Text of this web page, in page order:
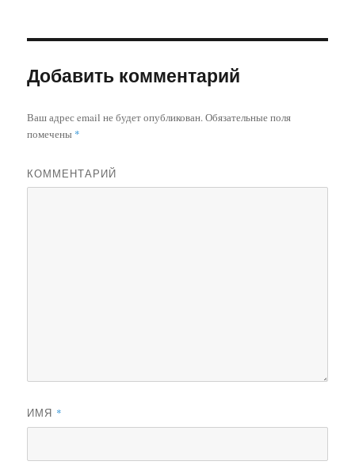
Добавить комментарий
Ваш адрес email не будет опубликован.Обязательные поля
помечены *
КОММЕНТАРИЙ
ИМЯ *